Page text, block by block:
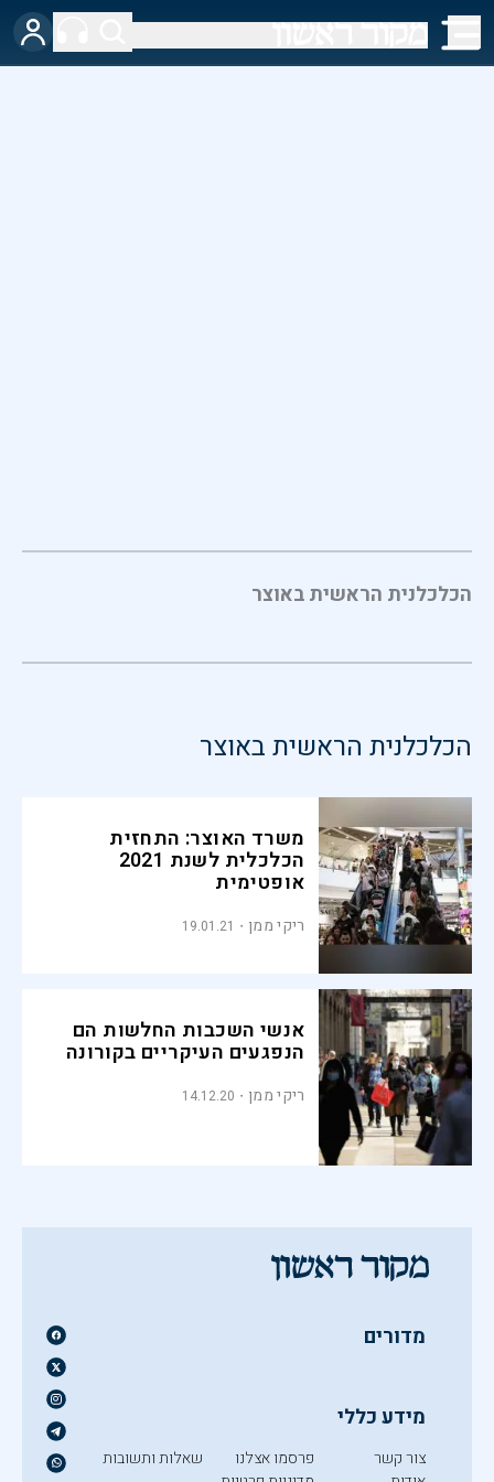
הכלכלנית הראשית באוצר
הכלכלנית הראשית באוצר
משרד האוצר: התחזית
הכלכלית לשנת 2021
אופטימית
ריקי ממן 19.01.21
אנשי השכבות החלשות הם
הנפגעים העיקריים בקורונה
ריקי ממן 14.12.20
מדורים
מידע כללי
צור קשר
פרסמו אצלנו
שאלות ותשובות